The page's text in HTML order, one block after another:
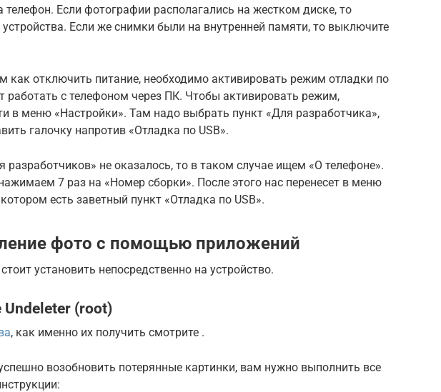
Если фотографии располагались на жестком диске, то
устройства. Если же снимки были на внутренней памяти, то выключите
как отключить питание, необходимо активировать режим отладки по
работать с телефоном через ПК. Чтобы активировать режим,
в меню «Настройки». Там надо выбрать пункт «Для разработчика»,
галочку напротив «Отладка по USB».
разработчиков» не оказалось, то в таком случае ищем «О телефоне».
7 раз на «Номер сборки». После этого нас перенесет в меню
есть заветный пункт «Отладка по USB».
фото с помощью приложений
установить непосредственно на устройство.
(root)
, как именно их получить смотрите .
возобновить потерянные картинки, вам нужно выполнить все